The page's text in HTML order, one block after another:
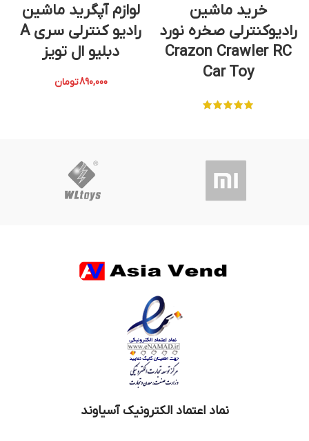
خرید ماشین
رادیوکنترلی صخره نورد
Crazon Crawler RC
Car Toy
لوازم آپگرید ماشین
رادیو کنترلی سری A
دبلیو ال تویز
890,000تومان
نماد اعتماد الکترونیک آسیاوند